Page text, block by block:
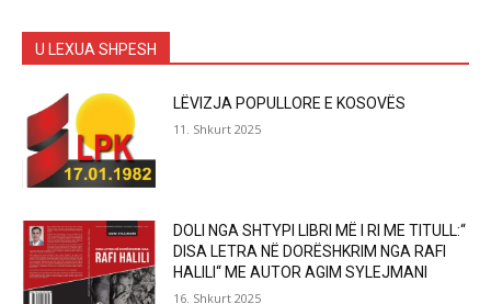
U LEXUA SHPESH
LËVIZJA POPULLORE E KOSOVËS
11. Shkurt 2025
DOLI NGA SHTYPI LIBRI MË I RI ME TITULL:“
DISA LETRA NË DORËSHKRIM NGA RAFI
HALILI“ ME AUTOR AGIM SYLEJMANI
16. Shkurt 2025